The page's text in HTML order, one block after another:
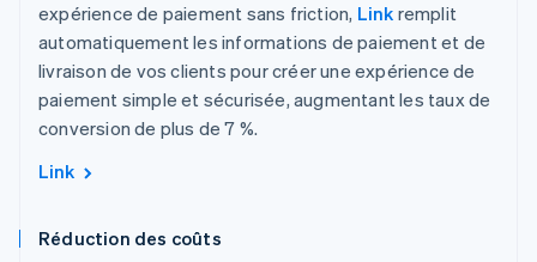
expérience de paiement sans friction, Link remplit
automatiquement les informations de paiement et de
livraison de vos clients pour créer une expérience de
paiement simple et sécurisée, augmentant les taux de
conversion de plus de 7 %.
Link
Réduction des coûts